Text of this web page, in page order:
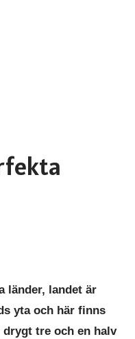
länder, landet är
yta och här finns
tre och en halv